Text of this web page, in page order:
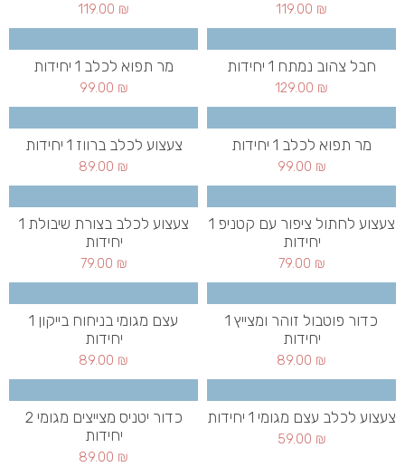
119.00 ₪
119.00 ₪
חבל צהוב נמתח 1 יחידות
129.00 ₪
מר תפוא לכלב 1 יחידות
99.00 ₪
מר תפוא לכלב 1 יחידות
99.00 ₪
צעצוע לכלב ברווז 1 יחידות
89.00 ₪
צעצוע לחתול ציפור עם קטניפ 1
יחידות
79.00 ₪
צעצוע לכלב בצורת שיבולת 1
יחידות
79.00 ₪
כדור פוטבול זוהר ומצייץ 1
יחידות
89.00 ₪
עצם מגומי בניחוח בייקון 1
יחידות
89.00 ₪
צעצוע לכלב עצם מגומי 1 יחידות
59.00 ₪
כדור יטניס מצייצים מגומי 2
יחידות
89.00 ₪